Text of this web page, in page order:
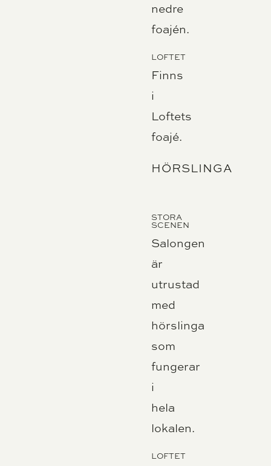
nedre
foajén.
LOFTET
Finns
i
Loftets
foajé.
HÖRSLINGA
STORA
SCENEN
Salongen
är
utrustad
med
hörslinga
som
fungerar
i
hela
lokalen.
LOFTET